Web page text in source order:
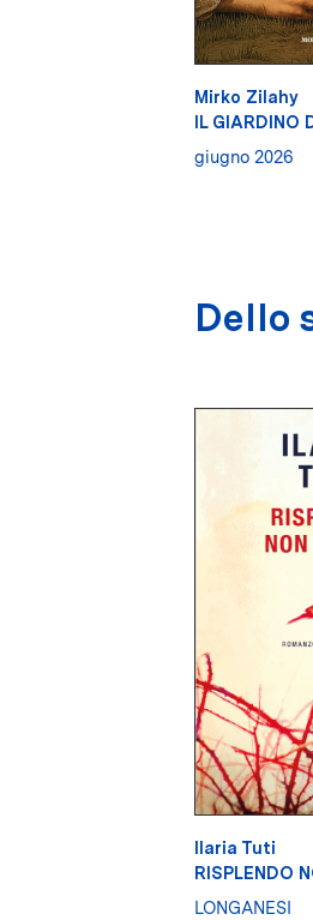
Mirko Zilahy
IL GIARDINO
giugno 2026
Dello
Ilaria Tuti
RISPLENDO
LONGANESI